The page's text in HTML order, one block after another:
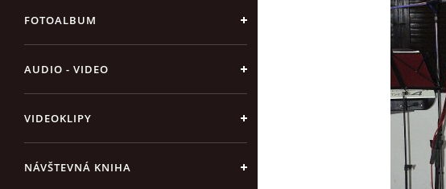
FOTOALBUM
AUDIO - VIDEO
VIDEOKLIPY
NÁVŠTEVNÁ KNIHA